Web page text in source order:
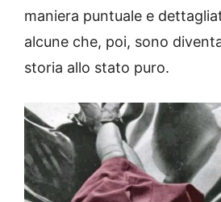
maniera puntuale e
alcune che, poi, sono
storia allo stato puro.